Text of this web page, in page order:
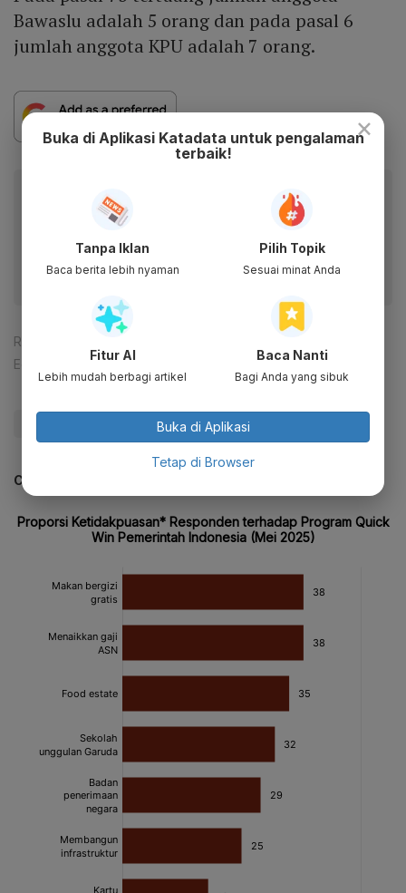
Bawaslu adalah 5 orang dan pada pasal 6
jumlah anggota KPU adalah 7 orang.
Baca artikel ini lewat aplikasi mobile.
Dapatkan pengalaman membaca lebih nyaman dan nikmati
Reporter:
Editor:
Rezza Aji Pratama
CEK JUGA DATA INI
×
Buka di Aplikasi Katadata untuk pengalaman
terbaik!
Tanpa Iklan
Baca berita lebih nyaman
Pilih Topik
Sesuai minat Anda
Fitur AI
Lebih mudah berbagi artikel
Baca Nanti
Bagi Anda yang sibuk
Buka di Aplikasi
Tetap di Browser